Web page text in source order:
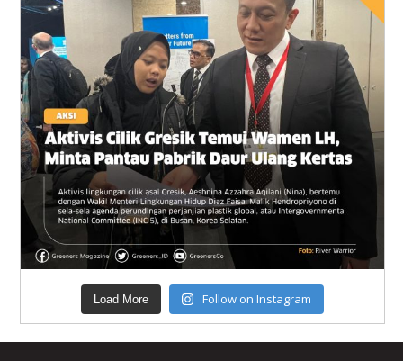
Load More Follow on Instagram